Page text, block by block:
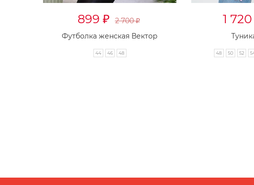
899 ₽ 2 700₽
Футболка женская Вектор
44 46 48
1 720
48 50 52